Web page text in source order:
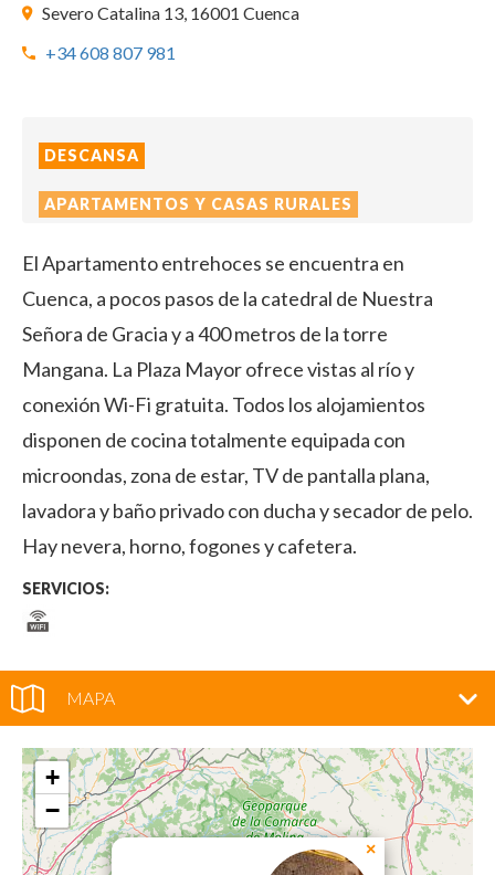
Severo Catalina 13, 16001 Cuenca
+34 608 807 981
DESCANSA
APARTAMENTOS Y CASAS RURALES
El Apartamento entrehoces se encuentra en
Cuenca, a pocos pasos de la catedral de Nuestra
Señora de Gracia y a 400 metros de la torre
Mangana. La Plaza Mayor ofrece vistas al río y
conexión Wi-Fi gratuita. Todos los alojamientos
disponen de cocina totalmente equipada con
microondas, zona de estar, TV de pantalla plana,
lavadora y baño privado con ducha y secador de pelo.
Hay nevera, horno, fogones y cafetera.
SERVICIOS:
MAPA
×
+
−